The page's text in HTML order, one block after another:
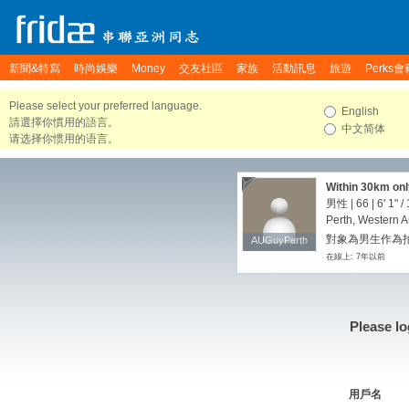
新聞&特寫 時尚娛樂 Money 交友社區 家族 活動訊息 旅遊 Perks會
Please select your preferred language.
請選擇你慣用的語言。
请选择你惯用的语言。
English
中文简体
AUGuyPerth
AUGuyPerth
Within 30km
男性 | 66 | 6' 1" /
Perth, Western
對象為男生作為
在線上: 7年以前
Please
用戶名